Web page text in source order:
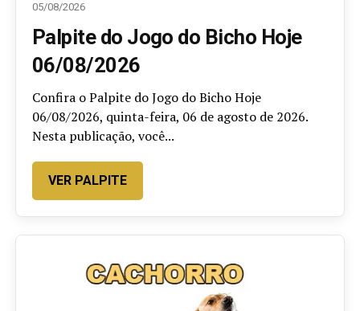
05/08/2026
Palpite do Jogo do Bicho Hoje
06/08/2026
Confira o Palpite do Jogo do Bicho Hoje
06/08/2026, quinta-feira, 06 de agosto de 2026.
Nesta publicação, você...
VER PALPITE